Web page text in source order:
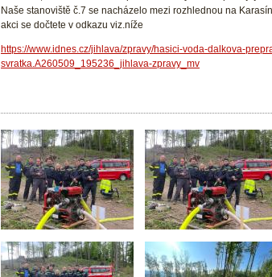
Naše stanoviště č.7 se nacházelo mezi rozhlednou na
akci se dočtete v odkazu viz.níže
https://www.idnes.cz/jihlava/zpravy/hasici-voda-dalkova-
svratka.A260509_195236_jihlava-zpravy_mv